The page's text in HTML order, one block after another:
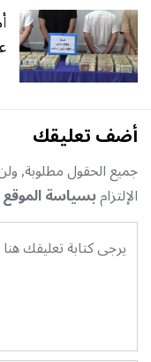
أضف تعليقك
جميع الحقول مطلوبة,
الإلتزامبسياسة الموقع